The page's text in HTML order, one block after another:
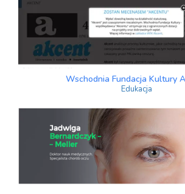
Wschodnia Fundacja Kultury
Edukacja